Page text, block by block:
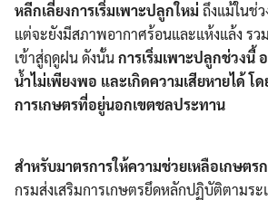
หลีกเลี่ยงการเริ่มเพาะปลูกใหม่ ถึงแม้ในช่
แต่จะยังมีสภาพอากาศร้อนและแห้งแล้ง รว
เข้าสู่ฤดูฝน ดังนั้นการเริ่มเพาะปลูกช่วงนี้
น้ำไม่เพียงพอ และเกิดความเสียหายได้ โ
การเกษตรที่อยู่นอกเขตชลประทาน
สำหรับมาตรการให้ความช่วยเหลือเกษต
กรมส่งเสริมการเกษตรยึดหลักปฏิบัติตามระ